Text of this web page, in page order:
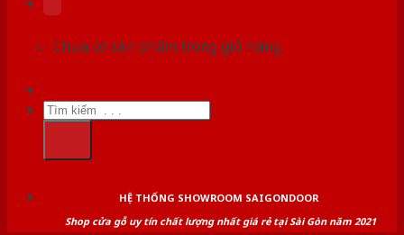
Chưa có sản phẩm trong giỏ hàng.
Tìm
kiếm:
HỆ THỐNG SHOWROOM SAIGONDOOR
Shop cửa gỗ uy tín chất lượng nhất giá rẻ tại Sài Gòn năm 2021